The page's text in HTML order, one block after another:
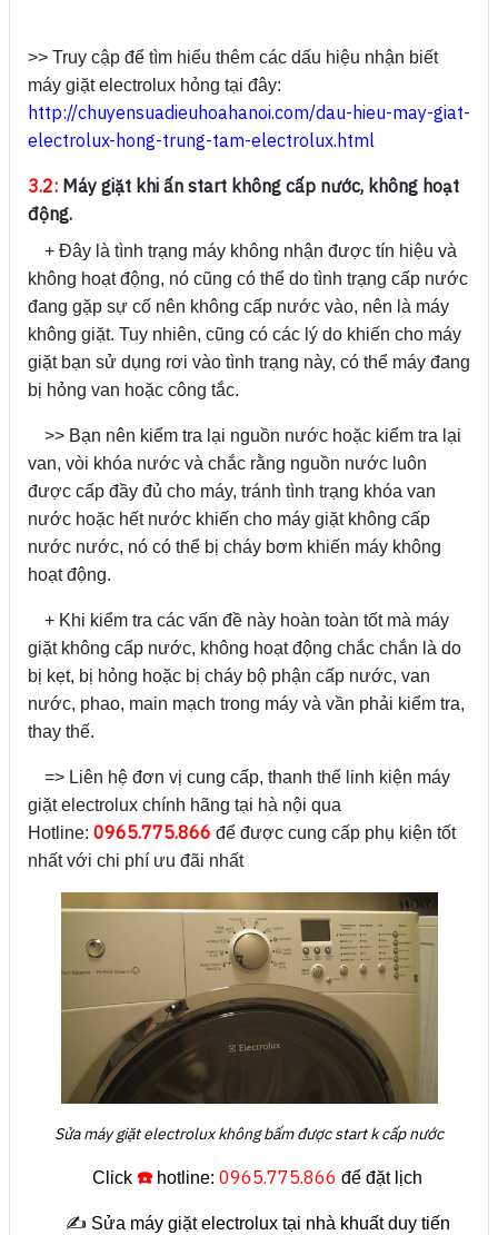
>> Truy cập để tìm hiểu thêm các dấu hiệu nhận biết
máy giặt electrolux hỏng tại đây:
http://chuyensuadieuhoahanoi.com/dau-hieu-may-giat-
electrolux-hong-trung-tam-electrolux.html
3.2: Máy giặt khi ấn start không cấp nước, không hoạt
động.
+ Đây là tình trạng máy không nhận được tín hiệu và
không hoạt động, nó cũng có thể do tình trạng cấp nước
đang gặp sự cố nên không cấp nước vào, nên là máy
không giặt. Tuy nhiên, cũng có các lý do khiến cho máy
giặt bạn sử dụng rơi vào tình trạng này, có thể máy đang
bị hỏng van hoặc công tắc.
>> Bạn nên kiểm tra lại nguồn nước hoặc kiểm tra lại
van, vòi khóa nước và chắc rằng nguồn nước luôn
được cấp đầy đủ cho máy, tránh tình trạng khóa van
nước hoặc hết nước khiến cho máy giặt không cấp
nước nước, nó có thể bị cháy bơm khiến máy không
hoạt động.
+ Khi kiểm tra các vấn đề này hoàn toàn tốt mà máy
giặt không cấp nước, không hoạt động chắc chắn là do
bị kẹt, bị hỏng hoặc bị cháy bộ phận cấp nước, van
nước, phao, main mạch trong máy và vần phải kiểm tra,
thay thế.
=> Liên hệ đơn vị cung cấp, thanh thế linh kiện máy
giặt electrolux chính hãng tại hà nội qua
Hotline: 0965.775.866 để được cung cấp phụ kiện tốt
nhất với chi phí ưu đãi nhất
Sửa máy giặt electrolux không bấm được start k cấp nước
Click ☎️ hotline: 0965.775.866 để đặt lịch
✍️ Sửa máy giặt electrolux tại nhà khuất duy tiến